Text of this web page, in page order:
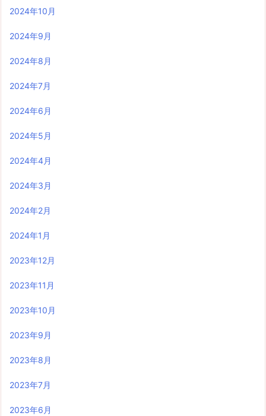
2024年10月
2024年9月
2024年8月
2024年7月
2024年6月
2024年5月
2024年4月
2024年3月
2024年2月
2024年1月
2023年12月
2023年11月
2023年10月
2023年9月
2023年8月
2023年7月
2023年6月